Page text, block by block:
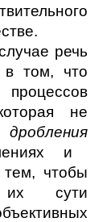
речь
том, что
не
дробления
и
чтобы
сути